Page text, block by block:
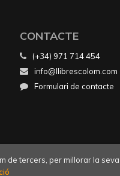
CONTACTE
(+34) 971 714 454
info@llibrescolom.com
Formulari de contacte
de tercers, per millorar la